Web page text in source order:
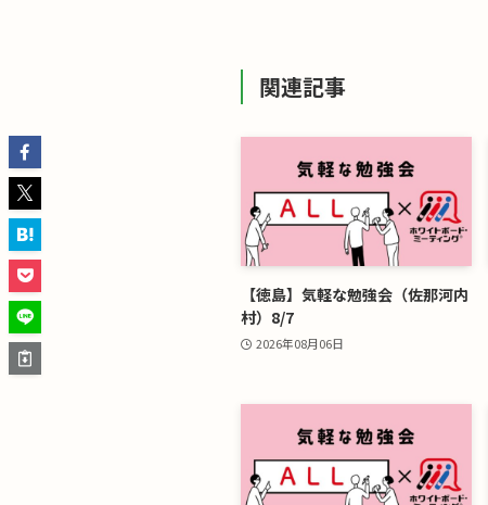
関連記事
【徳島】気軽な勉強会（佐那河内
村）8/7
2026年08月06日